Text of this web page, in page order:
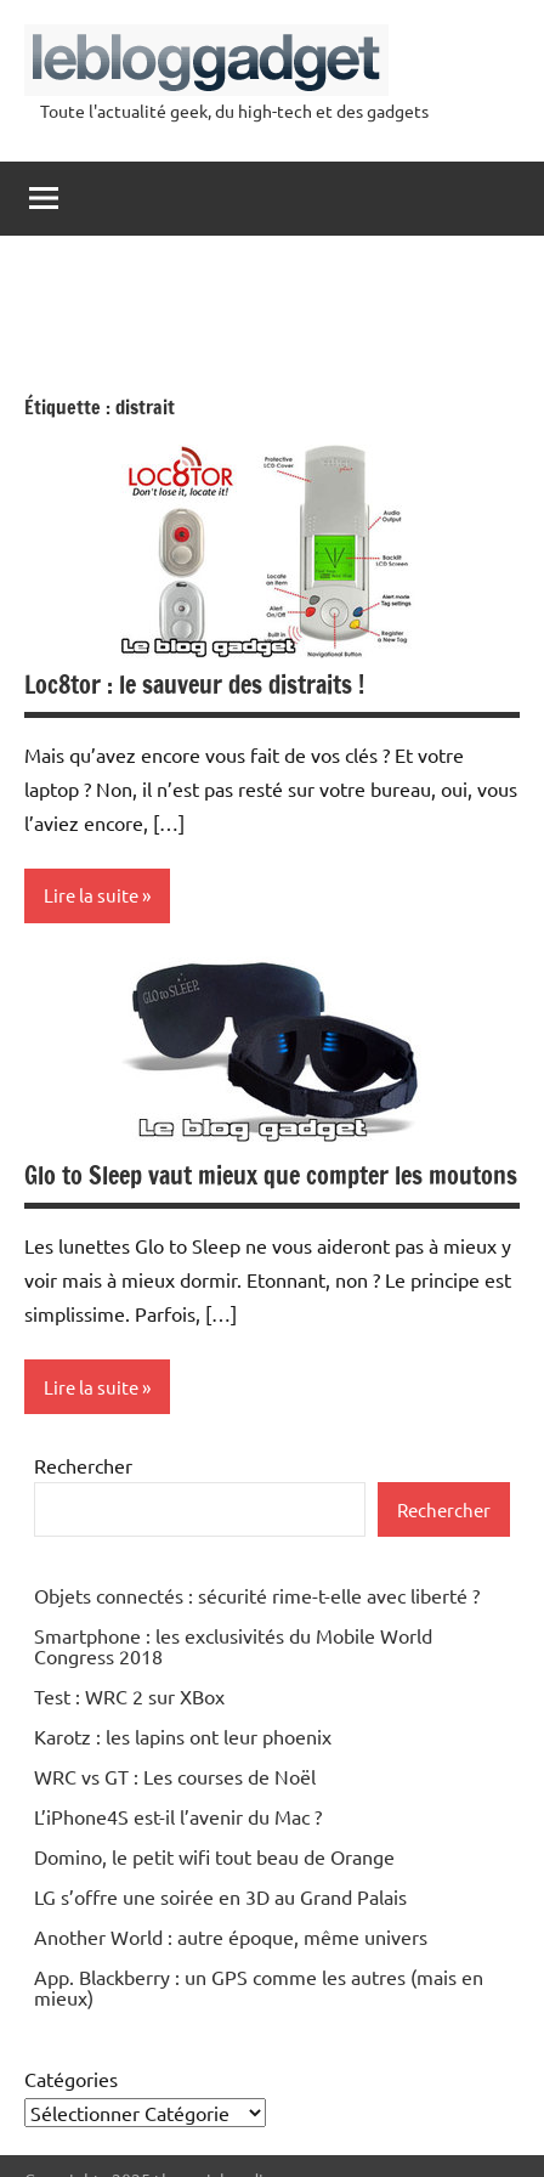
contenu
Toute l'actualité geek, du high-tech et des gadgets
Étiquette :distrait
Loc8tor : le sauveur des distraits !
Mais qu’avez encore vous fait de vos clés ? Et votre
laptop ? Non, il n’est pas resté sur votre bureau, oui, vous
l’aviez encore, […]
Lire la suite
Glo to Sleep vaut mieux que compter les moutons
Les lunettes Glo to Sleep ne vous aideront pas à mieux y
voir mais à mieux dormir. Etonnant, non ? Le principe est
simplissime. Parfois, […]
Lire la suite
Inclassables
Rechercher
Rechercher
Objets connectés : sécurité rime-t-elle avec liberté ?
Smartphone : les exclusivités du Mobile World
Congress 2018
Test : WRC 2 sur XBox
Karotz : les lapins ont leur phoenix
WRC vs GT : Les courses de Noël
L’iPhone4S est-il l’avenir du Mac ?
Domino, le petit wifi tout beau de Orange
LG s’offre une soirée en 3D au Grand Palais
Another World : autre époque, même univers
App. Blackberry : un GPS comme les autres (mais en
mieux)
Catégories